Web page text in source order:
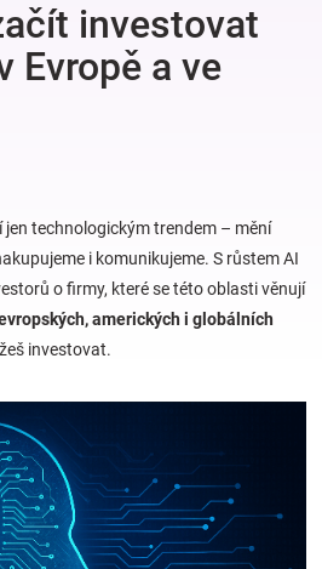
investovat
Evropě a ve
jen technologickým trendem – mění
i komunikujeme. S růstem AI
o firmy, které se této oblasti věnují
amerických i globálních
investovat.